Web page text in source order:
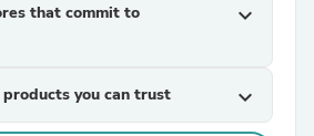
that commit to
expand_more
you can trust expand_more